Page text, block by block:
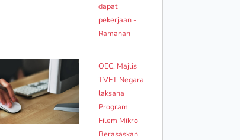
dapat
pekerjaan -
Ramanan
OEC, Majlis
TVET Negara
laksana
Program
Filem Mikro
Berasaskan